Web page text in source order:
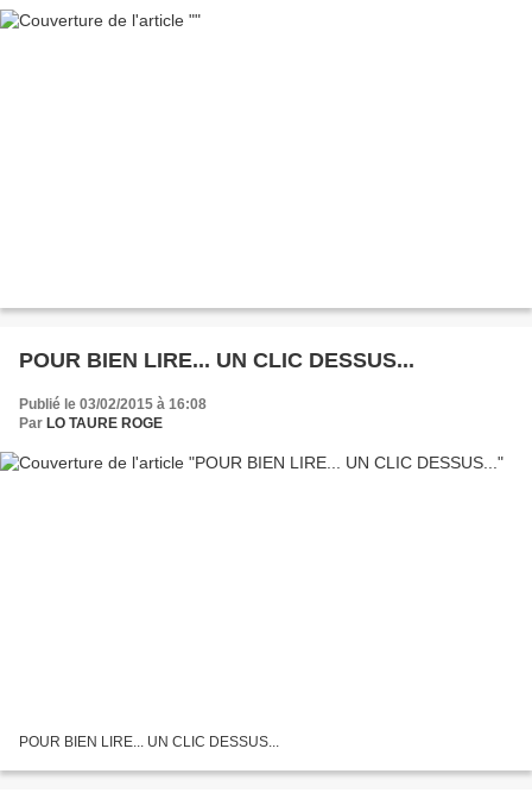
POUR BIEN LIRE... UN CLIC DESSUS...
Publié le 03/02/2015 à 16:08
Par LO TAURE ROGE
POUR BIEN LIRE... UN CLIC DESSUS...